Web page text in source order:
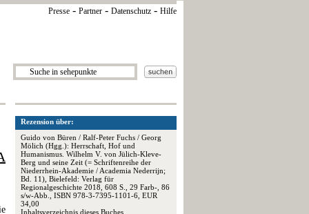
Presse - Partner - Datenschutz - Hilfe
Rezension über:
Guido von Büren / Ralf-Peter Fuchs / Georg
Mölich (Hgg.): Herrschaft, Hof und
Humanismus. Wilhelm V. von Jülich-Kleve-
Berg und seine Zeit (= Schriftenreihe der
Niederrhein-Akademie / Academia Nederrijn;
Bd. 11), Bielefeld: Verlag für
Regionalgeschichte 2018, 608 S., 29 Farb-, 86
s/w-Abb., ISBN 978-3-7395-1101-6, EUR
34,00
Inhaltsverzeichnis dieses Buches